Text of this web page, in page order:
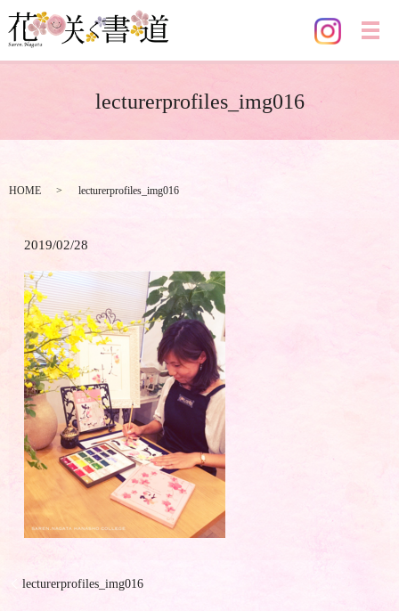
メ
lecturerprofiles_img016
HOME lecturerprofiles_img016
2019/02/28
lecturerprofiles_img016